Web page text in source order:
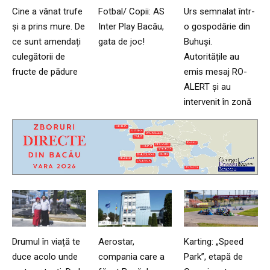
Cine a vânat trufe
și a prins mure. De
ce sunt amendați
culegătorii de
fructe de pădure
Fotbal/ Copii: AS
Inter Play Bacău,
gata de joc!
Urs semnalat într-
o gospodărie din
Buhuși.
Autoritățile au
emis mesaj RO-
ALERT și au
intervenit în zonă
Drumul în viață te
duce acolo unde
Aerostar,
compania care a
Karting: „Speed
Park”, etapă de